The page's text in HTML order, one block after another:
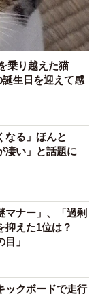
負かしてしまう
なってきまし
気負けして逃げ
。レンくんが逃
」
）で大好きなユ
乗り越えた猫
誕生日を迎えて感
なる」ほんと
凄い」と話題に
マナー」、「過剰
抑えた1位は？
」
クボードで走行